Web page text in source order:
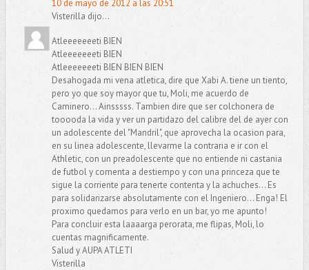
10 de mayo de 2012 a las 20:51
Visterilla dijo...
Atleeeeeeeti BIEN
Atleeeeeeeti BIEN
Atleeeeeeeti BIEN BIEN BIEN
Desahogada mi vena atletica, dire que Xabi A. tiene un tiento,
pero yo que soy mayor que tu, Moli, me acuerdo de
Caminero... Ainsssss. Tambien dire que ser colchonera de
tooooda la vida y ver un partidazo del calibre del de ayer con
un adolescente del "Mandril", que aprovecha la ocasion para,
en su linea adolescente, llevarme la contraria e ir con el
Athletic, con un preadolescente que no entiende ni castania
de futbol y comenta a destiempo y con una princeza que te
sigue la corriente para tenerte contenta y la achuches... Es
para solidarizarse absolutamente con el Ingeniero... Enga! El
proximo quedamos para verlo en un bar, yo me apunto!
Para concluir esta laaaarga perorata, me flipas, Moli, lo
cuentas magnificamente.
Salud y AUPA ATLETI
Visterilla